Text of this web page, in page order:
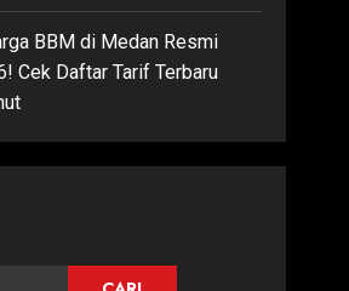
BBM di Medan Resmi
Cek Daftar Tarif Terbaru